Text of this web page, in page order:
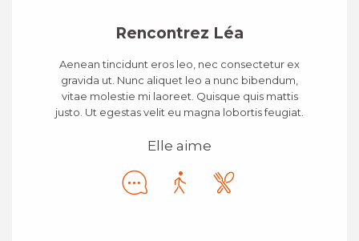
Rencontrez Léa
Aenean tincidunt eros leo, nec consectetur ex
gravida ut. Nunc aliquet leo a nunc bibendum,
vitae molestie mi laoreet. Quisque quis mattis
justo. Ut egestas velit eu magna lobortis feugiat.
Elle aime